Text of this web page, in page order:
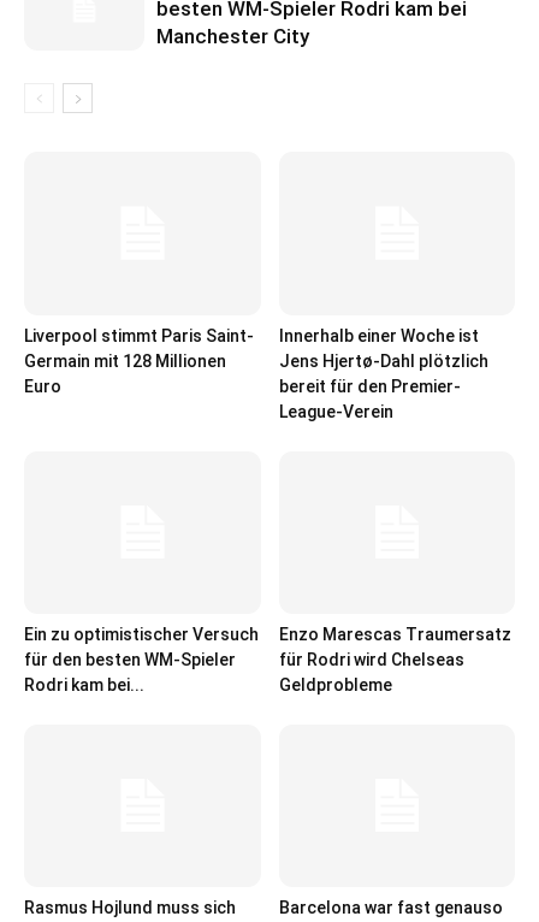
besten WM-Spieler Rodri kam bei
Manchester City
Liverpool stimmt Paris Saint-
Germain mit 128 Millionen
Euro
Innerhalb einer Woche ist
Jens Hjertø-Dahl plötzlich
bereit für den Premier-
League-Verein
Ein zu optimistischer Versuch
für den besten WM-Spieler
Rodri kam bei...
Enzo Marescas Traumersatz
für Rodri wird Chelseas
Geldprobleme
Rasmus Hojlund muss sich
Barcelona war fast genauso